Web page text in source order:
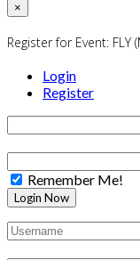
×
Register for Event: FLY
Login
Register
Remember Me!